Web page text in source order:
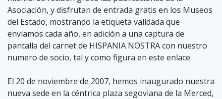
Asociación, y disfrutan de entrada gratis en los Museos
del Estado, mostrando la etiqueta validada que
enviamos cada año, en adición a una captura de
pantalla del carnet de HISPANIA NOSTRA con nuestro
numero de socio, tal y como figura en este enlace.
El 20 de noviembre de 2007, hemos inaugurado nuestra
nueva sede en la céntrica plaza segoviana de la Merced,